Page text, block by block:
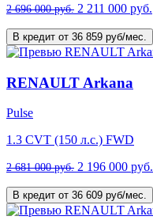
2 696 000 руб. 2 211 000 руб.
В кредит от 36 859 руб/мес.
RENAULT Arkana
Pulse
1.3 CVT (150 л.с.) FWD
2 681 000 руб. 2 196 000 руб.
В кредит от 36 609 руб/мес.